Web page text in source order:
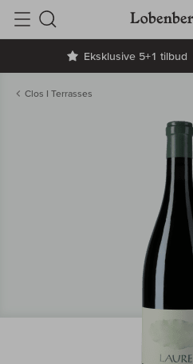
Eksklusive 5+1 tilbud
Søg
Clos I Terrasses